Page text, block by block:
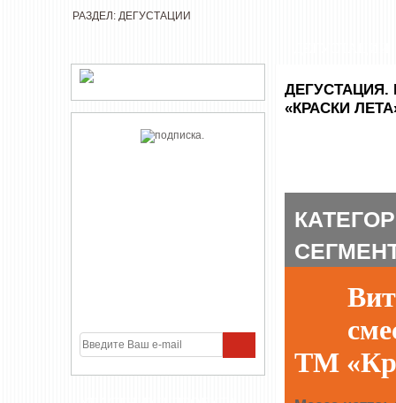
РАЗДЕЛ: ДЕГУСТАЦИИ
«КРАСКИ
ТМ